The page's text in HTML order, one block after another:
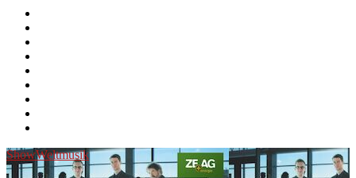
ShowWeltmusik